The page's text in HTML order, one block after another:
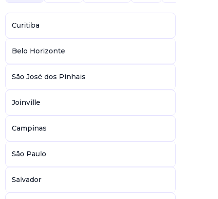
Curitiba
Belo Horizonte
São José dos Pinhais
Joinville
Campinas
São Paulo
Salvador